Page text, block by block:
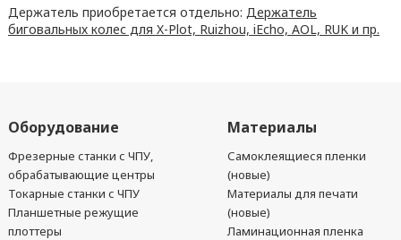
Держатель приобретается отдельно: Держатель
биговальных колес для X-Plot, Ruizhou, iEcho, AOL, RUK и пр.
Оборудование
Фрезерные станки с ЧПУ,
обрабатывающие центры
Токарные станки с ЧПУ
Планшетные режущие
плоттеры
Материалы
Самоклеящиеся пленки
(новые)
Материалы для печати
(новые)
Ламинационная пленка